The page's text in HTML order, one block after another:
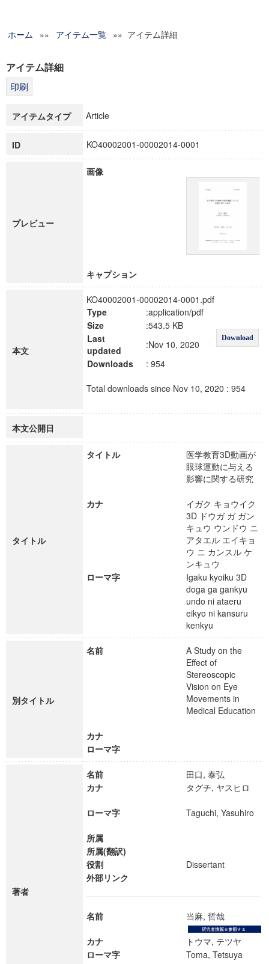
グローバルリサーチインスティテュート
科学研究費補助金研究成果報告書
博士課程教育リーディングプログラム「超成熟社会発展のサ
ホーム »» アイテム一覧 »» アイテム詳細
アイテム詳細
アイテムタイプ Article
ID KO40002001-00002014-0001
プレビュー
画像
キャプション
本文
KO40002001-00002014-0001.pdf
Type
:application/pdf
Download
Size
:543.5 KB
Last
updated
:Nov 10, 2020
Downloads
: 954
Total downloads since Nov 10, 2020 : 954
本文公開日
タイトル
タイトル
医学教育3D動画が
眼球運動に与える
影響に関する研究
カナ
イガク キョウイク
3D ドウガ ガ ガン
キュウ ウンドウ ニ
アタエル エイキョ
ウ ニ カンスル ケ
ンキュウ
ローマ字
Igaku kyoiku 3D
doga ga gankyu
undo ni ataeru
eikyo ni kansuru
kenkyu
別タイトル
名前
A Study on the
Effect of
Stereoscopic
Vision on Eye
Movements in
Medical Education
カナ
ローマ字
著者
名前
田口, 泰弘
カナ
タグチ, ヤスヒロ
ローマ字 Taguchi, Yasuhiro
所属
所属(翻訳)
役割
Dissertant
外部リンク
名前 当麻, 哲哉
カナ
トウマ, テツヤ
ローマ字
Toma, Tetsuya